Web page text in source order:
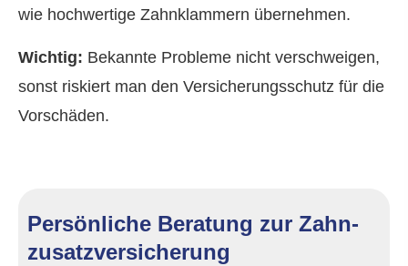
wie hochwertige Zahnklammern übernehmen.
Wichtig: Bekannte Probleme nicht verschweigen,
sonst riskiert man den Versicherungsschutz für die
Vorschäden.
Persönliche Beratung zur Zahn­
zu­satz­ver­si­che­rung